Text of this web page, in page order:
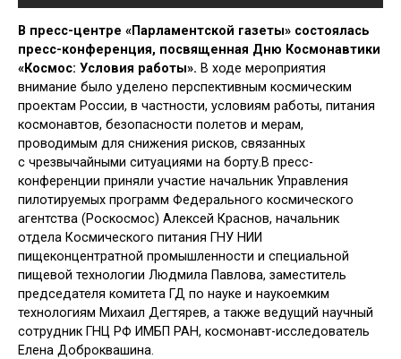
В пресс-центре «Парламентской газеты» состоялась
пресс-конференция, посвященная Дню Космонавтики
«Космос: Условия работы». В ходе мероприятия
внимание было уделено перспективным космическим
проектам России, в частности, условиям работы, питания
космонавтов, безопасности полетов и мерам,
проводимым для снижения рисков, связанных
с чрезвычайными ситуациями на борту.В пресс-
конференции приняли участие начальник Управления
пилотируемых программ Федерального космического
агентства (Роскосмос) Алексей Краснов, начальник
отдела Космического питания ГНУ НИИ
пищеконцентратной промышленности и специальной
пищевой технологии Людмила Павлова, заместитель
председателя комитета ГД по науке и наукоемким
технологиям Михаил Дегтярев, а также ведущий научный
сотрудник ГНЦ РФ ИМБП РАН, космонавт-исследователь
Елена Доброквашина.